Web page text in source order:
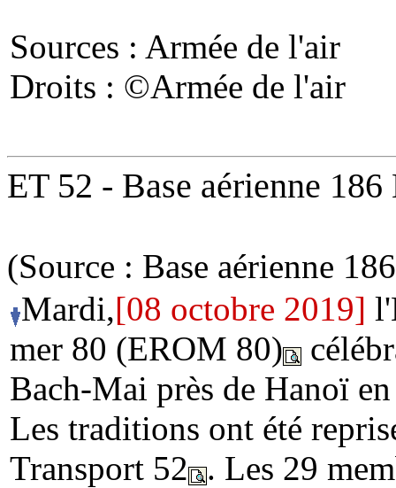
Sources : Armée de l'air
Droits : ©Armée de l'air
ET 52 - Base aérienne
(Source : Base aérienne
Mardi,[08 octobre 2019]
mer 80 (EROM 80)
Bach-Mai près de Hanoï
Les traditions ont été
Transport 52 . Les 29